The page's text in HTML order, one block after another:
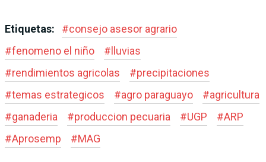
Etiquetas: #consejo asesor agrario
#fenomeno el niño #lluvias
#rendimientos agricolas #precipitaciones
#temas estrategicos #agro paraguayo #agricultura
#ganaderia #produccion pecuaria #UGP #ARP
#Aprosemp #MAG